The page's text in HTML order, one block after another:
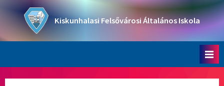
content
Kiskunhalasi Felsővárosi Általános Iskola